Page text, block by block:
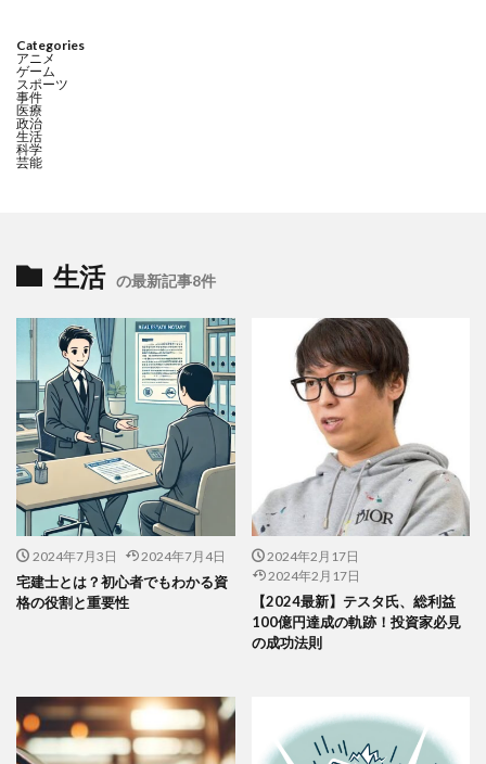
Categories
アニメ
ゲーム
スポーツ
事件
医療
政治
生活
科学
芸能
生活 の最新記事8件
2024年7月3日 2024年7月4日
宅建士とは？初心者でもわかる資
格の役割と重要性
2024年2月17日
2024年2月17日
【2024最新】テスタ氏、総利益
100億円達成の軌跡！投資家必見
の成功法則